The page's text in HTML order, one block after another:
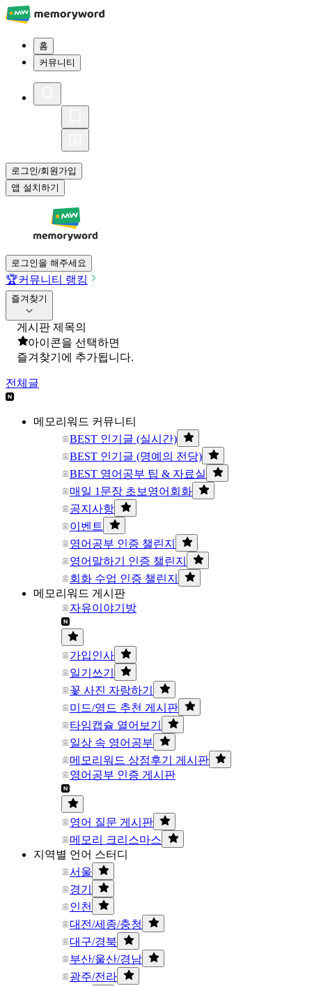
홈
커뮤니티
로그인/회원가입
앱 설치하기
로그인을 해주세요
🏆커뮤니티 랭킹
즐겨찾기
게시판 제목의
아이콘을 선택하면
즐겨찾기에 추가됩니다.
전체글
메모리워드 커뮤니티
BEST 인기글 (실시간)
BEST 인기글 (명예의 전당)
BEST 영어공부 팁 & 자료실
매일 1문장 초보영어회화
공지사항
이벤트
영어공부 인증 챌린지
영어말하기 인증 챌린지
회화 수업 인증 챌린지
메모리워드 게시판
자유이야기방
가입인사
일기쓰기
꽃 사진 자랑하기
미드/영드 추천 게시판
타임캡슐 열어보기
일상 속 영어공부
메모리워드 상점후기 게시판
영어공부 인증 게시판
영어 질문 게시판
메모리 크리스마스
지역별 언어 스터디
서울
경기
인천
대전/세종/충청
대구/경북
부산/울산/경남
광주/전라